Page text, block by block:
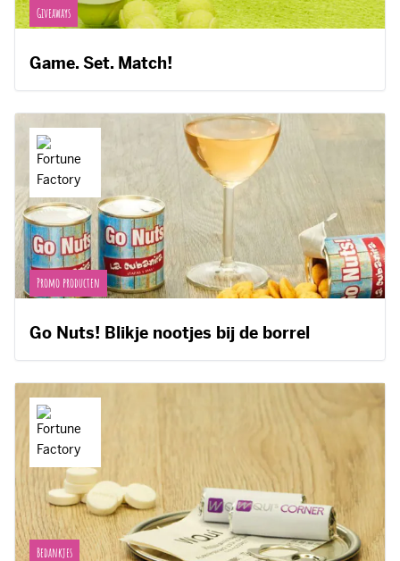
Giveaways
Game. Set. Match!
Promo producten
Go Nuts! Blikje nootjes bij de borrel
Bedankjes